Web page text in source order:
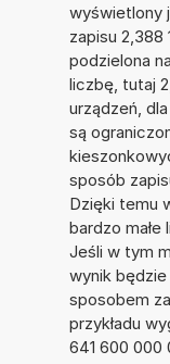
wyświetlony
zapisu 2,388
podzielona
liczbę, tutaj
urządzeń,
są
sposób
Dzięki temu
bardzo
Jeśli w tym
wynik
sposobem
przykładu
641 600 000